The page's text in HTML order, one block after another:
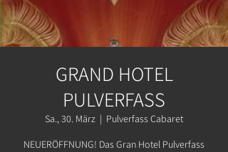
GRAND HOTEL
PULVERFASS
Sa., 30. März
  |
Pulverfass Cabaret
NEUERÖFFNUNG! Das Gran Hotel Pulverfass